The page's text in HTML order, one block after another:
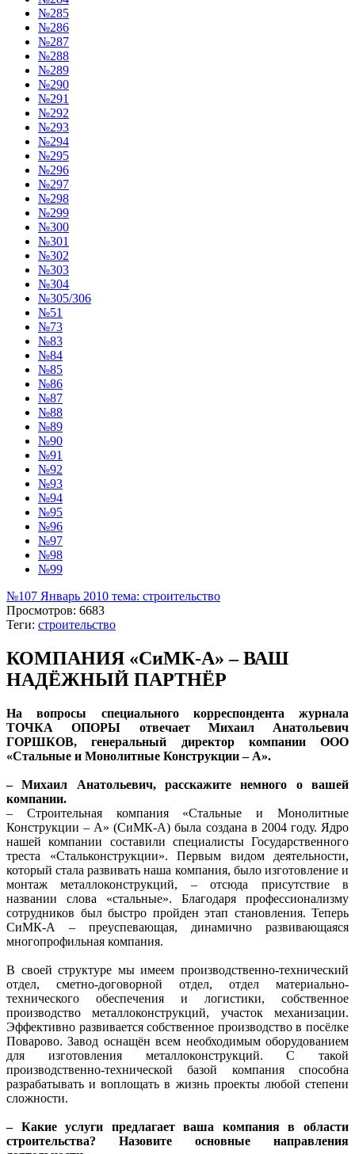
№285
№286
№287
№288
№289
№290
№291
№292
№293
№294
№295
№296
№297
№298
№299
№300
№301
№302
№303
№304
№305/306
№51
№73
№83
№84
№85
№86
№87
№88
№89
№90
№91
№92
№93
№94
№95
№96
№97
№98
№99
№107 Январь 2010 тема: строительство
Просмотров: 6683
Теги: строительство
КОМПАНИЯ «СиМК-А» – ВАШ
НАДЁЖНЫЙ ПАРТНЁР
На вопросы специального корреспондента журнала
ТОЧКА ОПОРЫ отвечает Михаил Анатольевич
ГОРШКОВ, генеральный директор компании ООО
«Стальные и Монолитные Конструкции – А».
– Михаил Анатольевич, расскажите немного о вашей
компании.
– Строительная компания «Стальные и Монолитные
Конструкции – А» (СиМК-А) была создана в 2004 году. Ядро
нашей компании составили специалисты Государственного
треста «Стальконструкции». Первым видом деятельности,
который стала развивать наша компания, было изготовление и
монтаж металлоконструкций, – отсюда присутствие в
названии слова «стальные». Благодаря профессионализму
сотрудников был быстро пройден этап становления. Теперь
СиМК-А – преуспевающая, динамично развивающаяся
многопрофильная компания.
В своей структуре мы имеем производственно-технический
отдел, сметно-договорной отдел, отдел материально-
технического обеспечения и логистики, собственное
производство металлоконструкций, участок механизации.
Эффективно развивается собственное производство в посёлке
Поварово. Завод оснащён всем необходимым оборудованием
для изготовления металлоконструкций. С такой
производственно-технической базой компания способна
разрабатывать и воплощать в жизнь проекты любой степени
сложности.
– Какие услуги предлагает ваша компания в области
строительства? Назовите основные направления